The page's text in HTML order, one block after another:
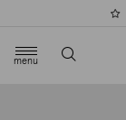
menu